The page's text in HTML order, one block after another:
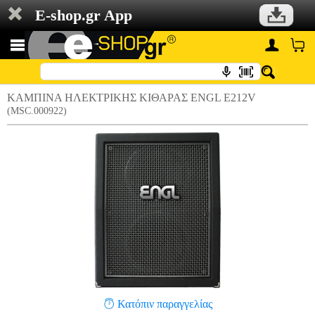
E-shop.gr App
ΚΑΜΠΙΝΑ ΗΛΕΚΤΡΙΚΗΣ ΚΙΘΑΡΑΣ ENGL E212V
(MSC.000922)
Κατόπιν παραγγελίας